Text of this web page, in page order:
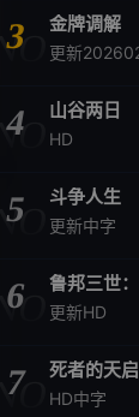
NO
3 金牌调解
更新
NO
4 山谷两日
HD
NO
5 斗争人生
更新中字
NO
6 鲁邦三世
更新HD
NO
7 死者的天启
HD中字